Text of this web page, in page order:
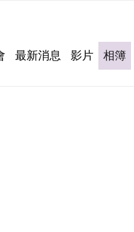
最新消息 影片 相簿